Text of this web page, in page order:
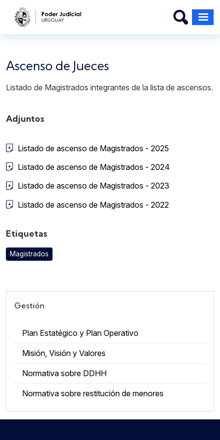
Pasar al contenido principal
Ascenso de Jueces
Listado de Magistrados integrantes de la lista de ascensos.
Adjuntos
Listado de ascenso de Magistrados - 2025
Listado de ascenso de Magistrados - 2024
Listado de ascenso de Magistrados - 2023
Listado de ascenso de Magistrados - 2022
Etiquetas
Magistrados
Gestión
Plan Estatégico y Plan Operativo
Misión, Visión y Valores
Normativa sobre DDHH
Normativa sobre restitución de menores